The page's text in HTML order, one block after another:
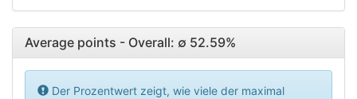
Average points - Overall: ∅ 52.59%
Der Prozentwert zeigt, wie viele der maximal